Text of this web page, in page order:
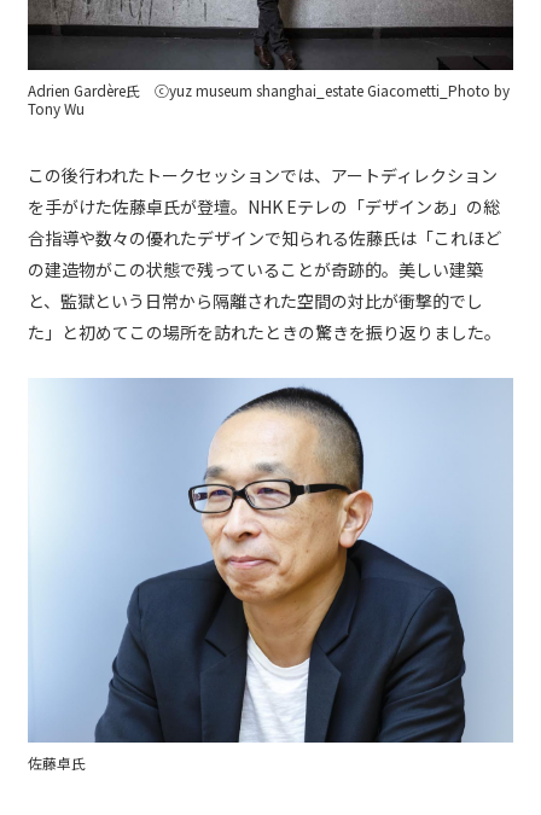
Adrien Gardère氏 ⓒyuz museum shanghai_estate Giacometti_Photo by
Tony Wu
この後行われたトークセッションでは、アートディレクション
を手がけた佐藤卓氏が登壇。NHK Eテレの「デザインあ」の総
合指導や数々の優れたデザインで知られる佐藤氏は「これほど
の建造物がこの状態で残っていることが奇跡的。美しい建築
と、監獄という日常から隔離された空間の対比が衝撃的でし
た」と初めてこの場所を訪れたときの驚きを振り返りました。
佐藤卓氏